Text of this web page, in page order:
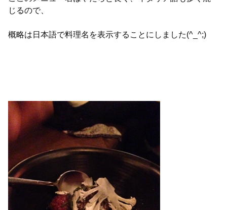
じるので、
概略は日本語で料理名を表示することにしました(^_^;)